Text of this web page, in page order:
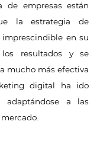
de empresas están
la estrategia de
en su
resultados y se
mucho más efectiva
digital ha ido
adaptándose a las